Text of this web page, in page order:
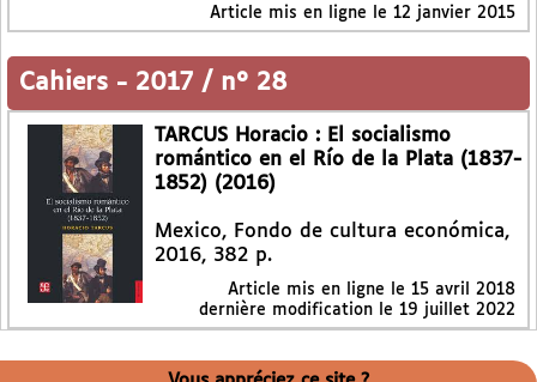
Article mis en ligne le 12 janvier 2015
Cahiers - 2017 / n° 28
TARCUS Horacio : El socialismo
romántico en el Río de la Plata (1837-
1852) (2016)
Mexico, Fondo de cultura económica,
2016, 382 p.
Article mis en ligne le 15 avril 2018
dernière modification le 19 juillet 2022